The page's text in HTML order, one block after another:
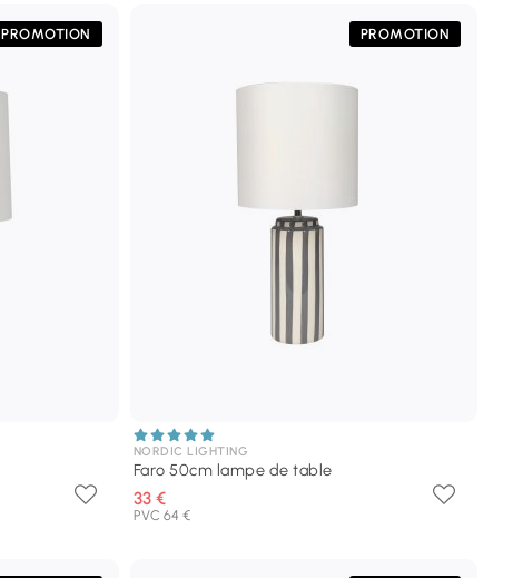
PROMOTION PROMOTION
NORDIC LIGHTING
Faro 50cm lampe de table
33 €
PVC 64 €